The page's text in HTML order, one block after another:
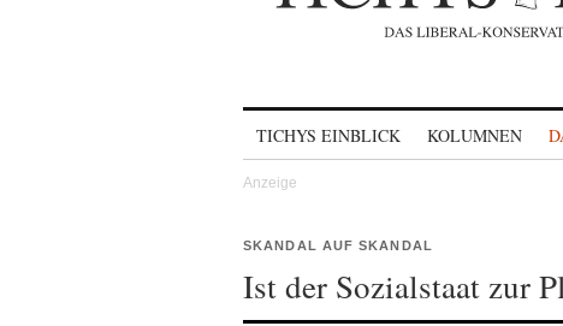
TICHYS EINBLICK KOLUMNEN
SKANDAL AUF SKANDAL
Ist der Sozialstaat zur